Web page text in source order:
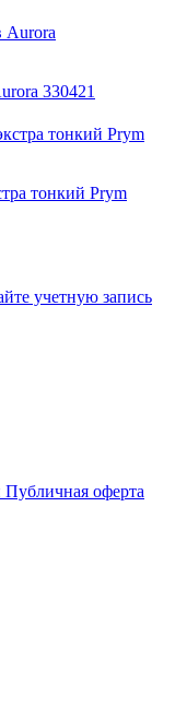
330421
тонкий Prym
учетную запись
оферта